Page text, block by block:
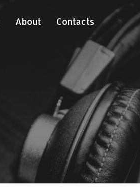
About Contacts